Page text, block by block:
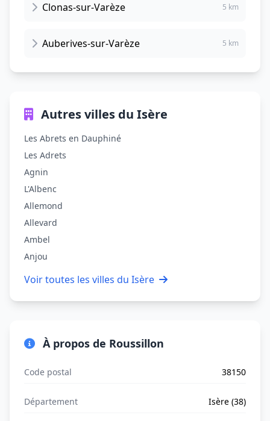
Clonas-sur-Varèze 5 km
Auberives-sur-Varèze 5 km
Autres villes du Isère
Les Abrets en Dauphiné
Les Adrets
Agnin
L'Albenc
Allemond
Allevard
Ambel
Anjou
Voir toutes les villes du Isère
À propos de Roussillon
Code postal 38150
Département Isère (38)